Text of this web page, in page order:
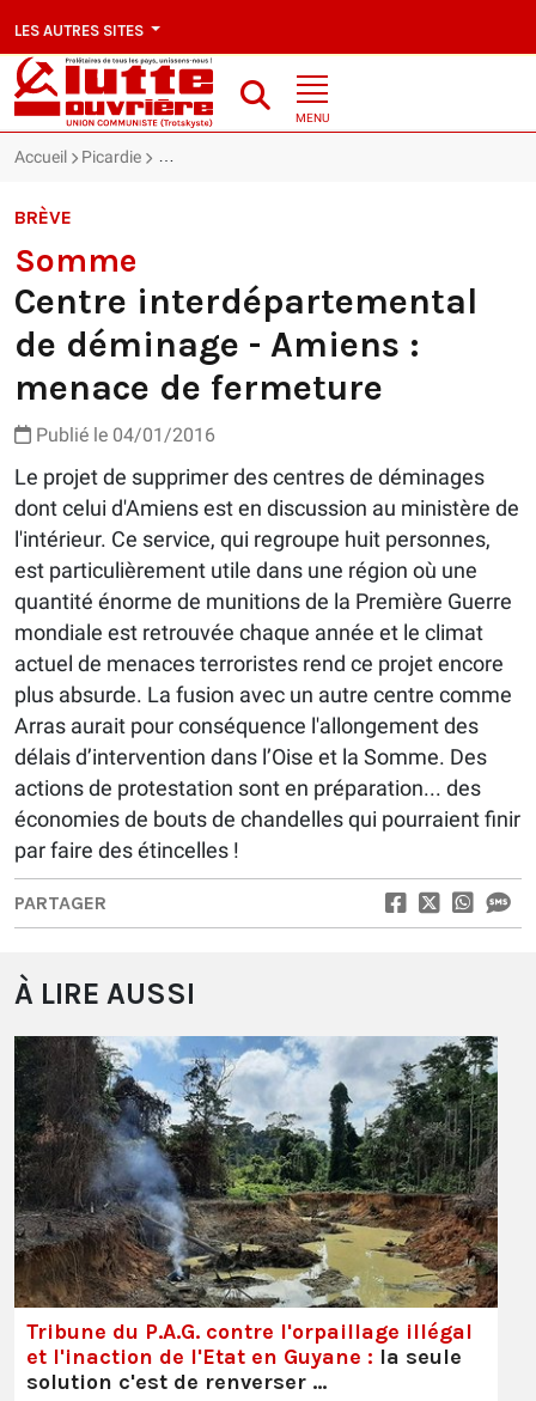
LES AUTRES SITES
MENU
Accueil Picardie Somme : Centre interdépartemental de déminage -
BRÈVE
Somme
Centre interdépartemental
de déminage - Amiens :
menace de fermeture
Publié le 04/01/2016
Le projet de supprimer des centres de déminages
dont celui d'Amiens est en discussion au ministère de
l'intérieur. Ce service, qui regroupe huit personnes,
est particulièrement utile dans une région où une
quantité énorme de munitions de la Première Guerre
mondiale est retrouvée chaque année et le climat
actuel de menaces terroristes rend ce projet encore
plus absurde. La fusion avec un autre centre comme
Arras aurait pour conséquence l'allongement des
délais d’intervention dans l’Oise et la Somme. Des
actions de protestation sont en préparation... des
économies de bouts de chandelles qui pourraient finir
par faire des étincelles !
PARTAGER
À LIRE AUSSI
Tribune du P.A.G. contre l'orpaillage illégal
et l'inaction de l'Etat en Guyane : la seule
solution c'est de renverser …